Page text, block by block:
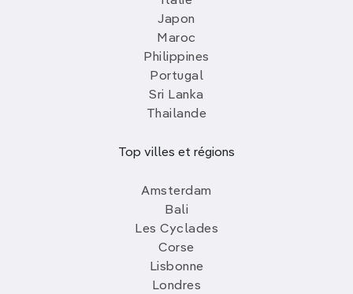
Japon
Maroc
Philippines
Portugal
Sri Lanka
Thailande
Top villes et régions
Amsterdam
Bali
Les Cyclades
Corse
Lisbonne
Londres